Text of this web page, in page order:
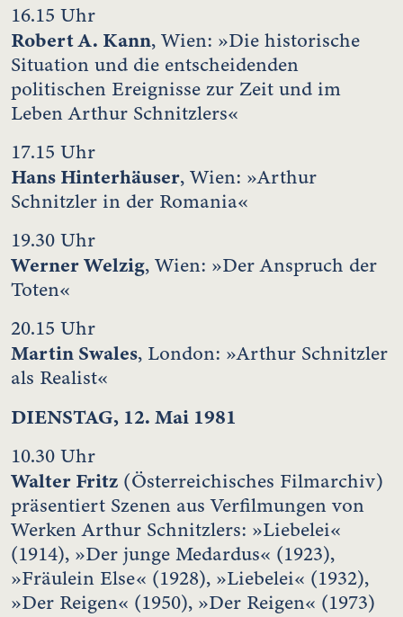
16.15 Uhr
Robert A. Kann, Wien: »Die historische
Situation und die entscheidenden
politischen Ereignisse zur Zeit und im
Leben Arthur Schnitzlers«
17.15 Uhr
Hans Hinterhäuser, Wien: »Arthur
Schnitzler in der Romania«
19.30 Uhr
Werner Welzig, Wien: »Der Anspruch der
Toten«
20.15 Uhr
Martin Swales, London: »Arthur Schnitzler
als Realist«
DIENSTAG, 12. Mai 1981
10.30 Uhr
Walter Fritz (Österreichisches Filmarchiv)
präsentiert Szenen aus Verfilmungen von
Werken Arthur Schnitzlers: »Liebelei«
(1914), »Der junge Medardus« (1923),
»Fräulein Else« (1928), »Liebelei« (1932),
»Der Reigen« (1950), »Der Reigen« (1973)